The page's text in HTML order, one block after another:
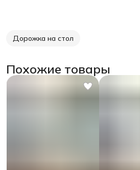
Дорожка на стол
Похожие товары